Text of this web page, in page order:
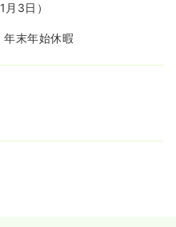
3日）
末年始休暇